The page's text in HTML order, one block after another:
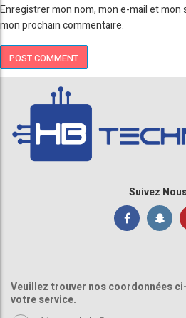
Enregistrer mon nom, mon e-mail et mon
mon prochain commentaire.
Suivez
Veuillez trouver nos coordonnées
votre service.